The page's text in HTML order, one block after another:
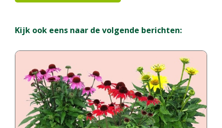
Kijk ook eens naar de volgende berichten: